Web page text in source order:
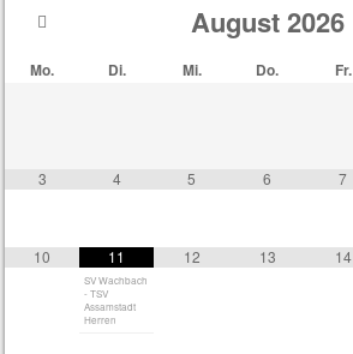
August 2026
Mo. Di. Mi. Do. Fr.
3 4 5 6 7
10 11
SV Wachbach
- TSV
Assamstadt
Herren
12 13 14